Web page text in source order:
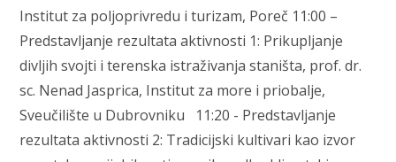
Institut za poljoprivredu i turizam, Poreč 11:00 –
Predstavljanje rezultata aktivnosti 1: Prikupljanje
divljih svojti i terenska istraživanja staništa, prof. dr.
sc. Nenad Jasprica, Institut za more i priobalje,
Sveučilište u Dubrovniku 11:20 - Predstavljanje
rezultata aktivnosti 2: Tradicijski kultivari kao izvor